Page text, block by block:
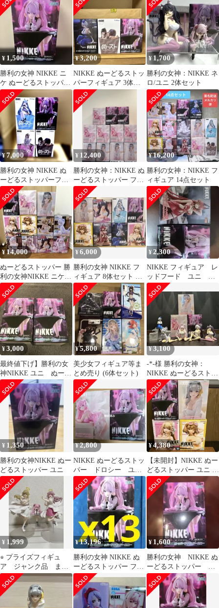
利の女神
封】
¥ 1,500
勝利の女神 NIKKE ニ
ケ ぬーどるストッパー
フィギュア ユニ 【新品
未開封】
¥3,200
NIKKE ぬーどるストッ
パーフィギュア 3体セ
ット
¥ 1,700
勝利の女神：NIKKE ネ
ロ/ユニ 2体セット
¥7,000
勝利の女神 NIKKE ぬ
ーどるストッパーフィ
ギュア 4種セット
¥ 12,400
勝利の女神：NIKKE ぬ
ーどるストッパー フィ
ギュア ユニ ドロシー
モダニア
¥16,200
勝利の女神：NIKKE フ
ィギュア 14点セット
¥ 14,000
ぬーどるストッパー 勝
利の女神NIKKE ニケ
ぬーどるストッパー ま
とめ売り
¥6,000
勝利の女神 NIKKE フ
ィギュア 8体セット ま
とめ売り
¥2,300
NIKKE フィギュア レ
ッドフード ユニ ぬ
ーどるストッパー
¥3,000
最終値下げ】勝利の女
神NIKKE ユニ ぬーど
るストッパーフィギュ
ア 2個 新品
¥5,800
美少女フィギュア等ま
とめ売り (6体セット)
¥3,100
-*-様 勝利の女神：
NIKKE ぬーどるストッ
パー ユメミライズ フィ
ギュア
¥ 1,350
勝利の女神NIKKE ぬー
どるストッパー ユニ
¥2,800
NIKKE ぬーどるストッ
パー ドロシー ユ
ニ フィギュア セッ
ト
¥4,380
【未開封】NIKKE ぬー
どるストッパー ユニ ア
ニス バイパー 4種セッ
ト
¥ 1,999
⭐︎ プライズフィギュ
ア ジャンク品 まと
め売り ⭐︎
¥13,196
勝利の女神 NIKKE ぬ
ーどるストッパー フィ
ギュア ユニ
¥ 1,600
勝利の女神 NIKKE ぬ
ーどるストッパー フ
ィギュア ユニ